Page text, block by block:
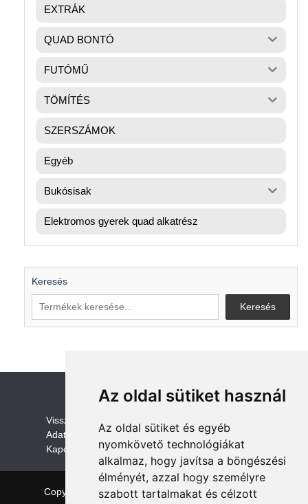
Az oldal sütiket használ
Az oldal sütiket és egyéb
nyomkövető technológiákat
alkalmaz, hogy javítsa a böngészési
élményét, azzal hogy személyre
szabott tartalmakat és célzott
EXTRÁK
QUAD BONTÓ
FUTÓMŰ
TÖMÍTÉS
SZERSZÁMOK
Egyéb
Bukósisak
Elektromos gyerek quad alkatrész
Keresés
Keresés
Visszaküldési és visszatérítési szabályza
Adatvédelem /GDPR
Kapcsolat
Copyright © 2026 quadalkatreszek.com | Theme: